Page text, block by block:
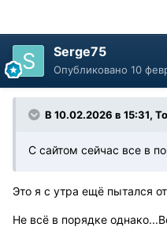
Serge75
Опубликовано 10
В 10.02.2026 в 15:31,
С сайтом сейчас все в
Это я с утра ещё пытался
Не всё в порядке